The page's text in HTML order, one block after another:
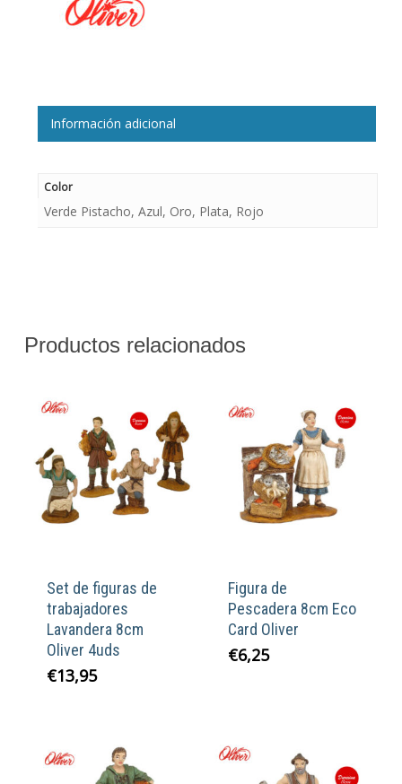
Información adicional
Color
Verde Pistacho, Azul, Oro, Plata, Rojo
Productos relacionados
Set de figuras de
trabajadores
Lavandera 8cm
Oliver 4uds
€13,95
Figura de
Pescadera 8cm Eco
Card Oliver
€6,25